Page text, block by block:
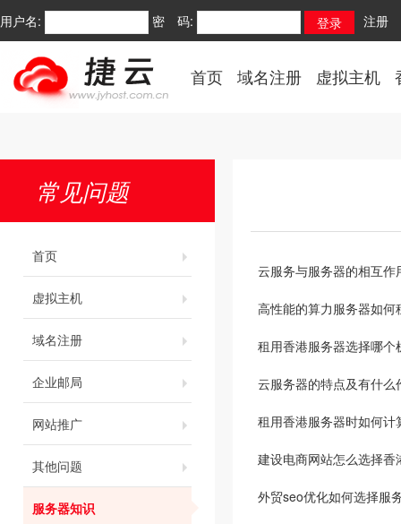
用户名: 密 码: 注册
首页 域名注册 虚拟主机
常见问题
首页
虚拟主机
域名注册
企业邮局
网站推广
其他问题
服务器知识
云服务与服务器的相互作
高性能的算力服务器如何
租用香港服务器选择哪
云服务器的特点及有什么
租用香港服务器时如何计
建设电商网站怎么选择香
外贸seo优化如何选择服